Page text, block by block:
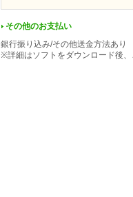
その他のお支払い
銀行振り込み/その他送金方法あり
※詳細はソフトをダウンロード後、